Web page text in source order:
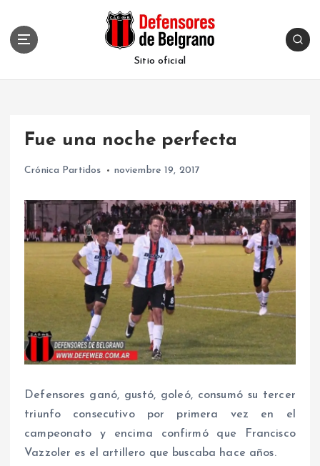
Sitio oficial
Fue una noche perfecta
Crónica Partidos noviembre 19, 2017
Defensores ganó, gustó, goleó, consumó su tercer
triunfo consecutivo por primera vez en el
campeonato y encima confirmó que Francisco
Vazzoler es el artillero que buscaba hace años.